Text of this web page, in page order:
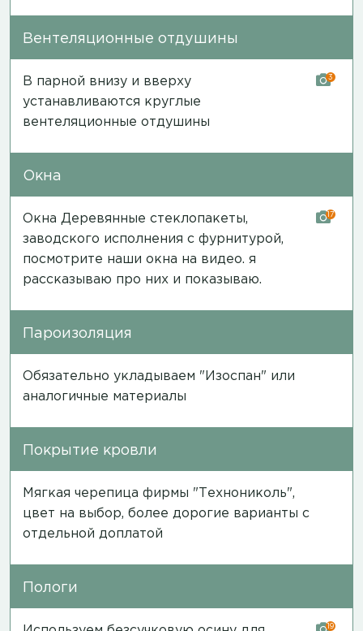
Вентеляционные отдушины
В парной внизу и вверху
устанавливаются круглые
вентеляционные отдушины
3
Окна
Окна Деревянные стеклопакеты,
заводского исполнения с фурнитурой,
посмотрите наши окна на видео. я
рассказываю про них и показываю.
17
Пароизоляция
Обязательно укладываем "Изоспан" или
аналогичные материалы
Покрытие кровли
Мягкая черепица фирмы "Технониколь",
цвет на выбор, более дорогие варианты с
отдельной доплатой
Пологи
19